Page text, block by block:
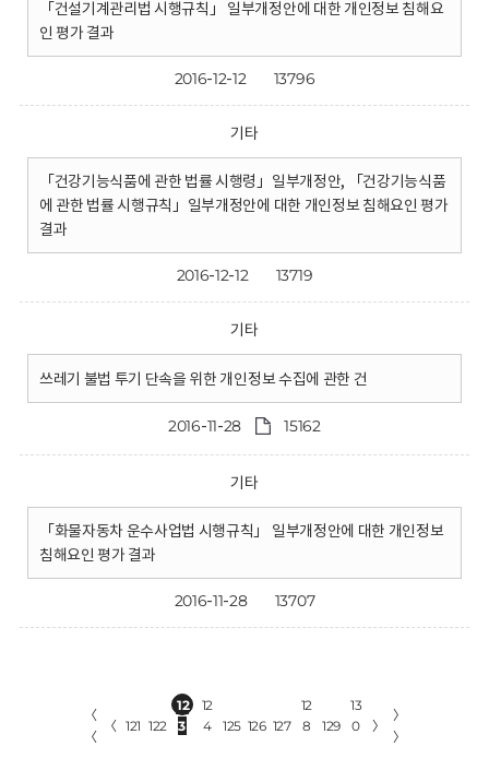
「건설기계관리법 시행규칙」 일부개정안에 대한 개인정보 침해요
인 평가 결과
2016-12-12 13796
기타
「건강기능식품에 관한 법률 시행령」일부개정안, 「건강기능식품
에 관한 법률 시행규칙」일부개정안에 대한 개인정보 침해요인 평가
결과
2016-12-12 13719
기타
쓰레기 불법 투기 단속을 위한 개인정보 수집에 관한 건
2016-11-28 15162
기타
「화물자동차 운수사업법 시행규칙」 일부개정안에 대한 개인정보
침해요인 평가 결과
2016-11-28 13707
〈
〈
〈 121 122
12
3
12
4
125 126 127
12
8
129
13
0
〉
〉
〉